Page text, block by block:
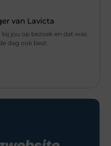
van Lavicta
jou op bezoek en dat was
dag ook best